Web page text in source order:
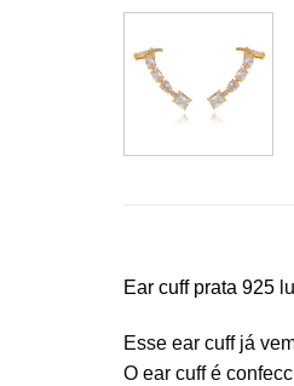
Ear cuff prata 925
Esse ear cuff já
O ear cuff é